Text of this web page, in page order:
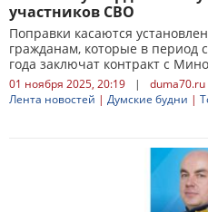
участников СВО
Поправки касаются
гражданам, которые в период
года заключат контракт с
01 ноября 2025, 20:19 |
duma70.ru
Лента новостей | Думские будни |